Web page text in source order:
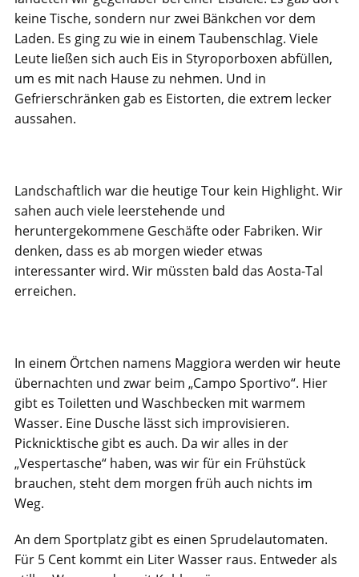
keine Tische, sondern nur zwei Bänkchen vor dem
Laden. Es ging zu wie in einem Taubenschlag. Viele
Leute ließen sich auch Eis in Styroporboxen abfüllen,
um es mit nach Hause zu nehmen. Und in
Gefrierschränken gab es Eistorten, die extrem lecker
aussahen.
Landschaftlich war die heutige Tour kein Highlight. Wir
sahen auch viele leerstehende und
heruntergekommene Geschäfte oder Fabriken. Wir
denken, dass es ab morgen wieder etwas
interessanter wird. Wir müssten bald das Aosta-Tal
erreichen.
In einem Örtchen namens Maggiora werden wir heute
übernachten und zwar beim „Campo Sportivo“. Hier
gibt es Toiletten und Waschbecken mit warmem
Wasser. Eine Dusche lässt sich improvisieren.
Picknicktische gibt es auch. Da wir alles in der
„Vespertasche“ haben, was wir für ein Frühstück
brauchen, steht dem morgen früh auch nichts im
Weg.
An dem Sportplatz gibt es einen Sprudelautomaten.
Für 5 Cent kommt ein Liter Wasser raus. Entweder als